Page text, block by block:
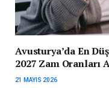
Avusturya’da En
2027 Zam Oranları
21 MAYIS 2026